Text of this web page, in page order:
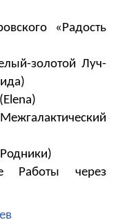
«Радость
золотой Луч-
Работы через